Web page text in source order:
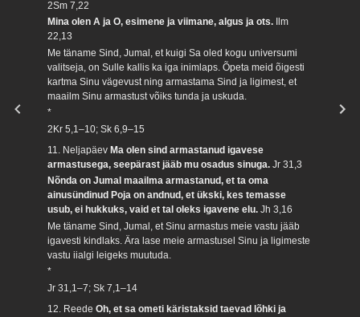
2Sm 7,22
Mina olen A ja O, esimene ja viimane, algus ja ots.
Ilm
22,13
Me täname Sind, Jumal, et kuigi Sa oled kogu universumi
valitseja, on Sulle kallis ka iga inimlaps. Õpeta meid õigesti
kartma Sinu vägevust ning armastama Sind ja ligimest, et
maailm Sinu armastust võiks tunda ja uskuda.
*
2Kr 5,1–10; Sk 6,9–15
11. Neljapäev Ma olen sind armastanud igavese
armastusega, seepärast jääb mu osadus sinuga.Jr 31,3
Nõnda on Jumal maailma armastanud, et ta oma
ainusündinud Poja on andnud, et ükski, kes temasse
usub, ei hukkuks, vaid et tal oleks igavene elu.Jh 3,16
Me täname Sind, Jumal, et Sinu armastus meie vastu jääb
igavesti kindlaks. Ära lase meie armastusel Sinu ja ligimeste
vastu iialgi leigeks muutuda.
*
Jr 31,1–7; Sk 7,1–14
12. ReedeOh, et sa ometi käristaksid taevad lõhki ja